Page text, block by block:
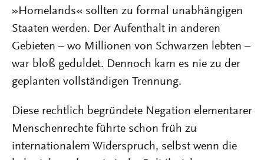
»Homelands« sollten zu formal unabhängigen
Staaten werden. Der Aufenthalt in anderen
Gebieten – wo Millionen von Schwarzen lebten –
war bloß geduldet. Dennoch kam es nie zu der
geplanten vollständigen Trennung.
Diese rechtlich begründete Negation elementarer
Menschenrechte führte schon früh zu
internationalem Widerspruch, selbst wenn die